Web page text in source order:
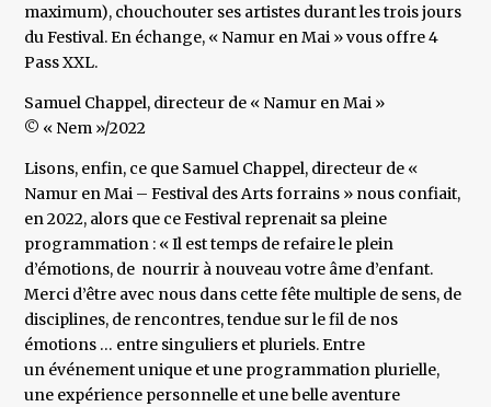
maximum), chouchouter ses artistes durant les trois jours
du Festival. En échange, « Namur en Mai » vous offre 4
Pass XXL.
Samuel Chappel, directeur de « Namur en Mai »
© « Nem »/2022
Lisons, enfin, ce que Samuel Chappel, directeur de «
Namur en Mai – Festival des Arts forrains » nous confiait,
en 2022, alors que ce Festival reprenait sa pleine
programmation : « Il est temps de refaire le plein
d’émotions, de nourrir à nouveau votre âme d’enfant.
Merci d’être avec nous dans cette fête multiple de sens, de
disciplines, de rencontres, tendue sur le fil de nos
émotions … entre singuliers et pluriels. Entre
un événement unique et une programmation plurielle,
une expérience personnelle et une belle aventure